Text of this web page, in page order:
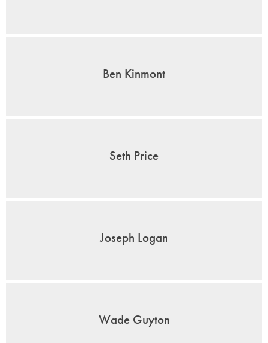
Ben Kinmont
Seth Price
Joseph Logan
Wade Guyton